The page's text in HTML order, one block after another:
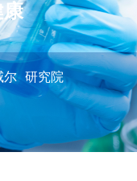
康
尔 研究院